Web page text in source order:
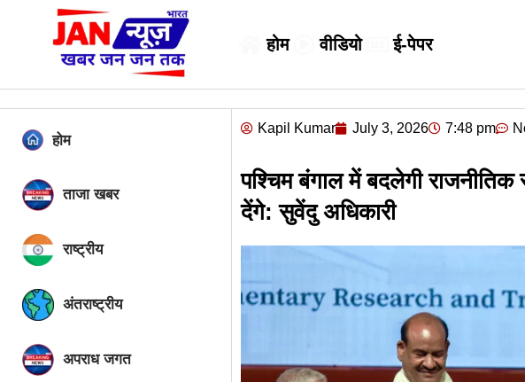
होम वीडियो ई-पेपर
होम
ताजा खबर
राष्ट्रीय
अंतराष्ट्रीय
अपराध जगत
Kapil Kumar July 3, 2026 7:48 pm
पश्चिम बंगाल में बदलेगी राजनीतिक
देंगे: सुवेंदु अधिकारी